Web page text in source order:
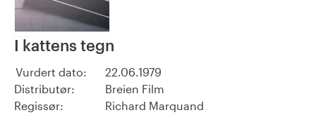
I kattens tegn
Vurdert dato:
22.06.1979
Distributør:
Breien Film
Regissør:
Richard Marquand